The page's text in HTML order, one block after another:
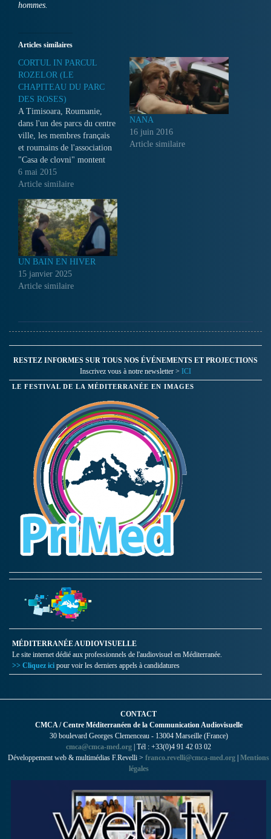
hommes.
Articles similaires
CORTUL IN PARCUL
ROZELOR (LE
CHAPITEAU DU PARC
DES ROSES)
A Timisoara, Roumanie,
dans l'un des parcs du centre
ville, les membres français
et roumains de l'association
"Casa de clovni" montent
leur chapiteau. C'est là que
pendant trois mois, ils vont
dans la rue, les arts du
cirque, et leur faire répéter
leurs numéros. A
l'approche…
6 mai 2015
Article similaire
NANA
16 juin 2016
Article similaire
UN BAIN EN HIVER
15 janvier 2025
Article similaire
RESTEZ INFORMES SUR TOUS NOS ÉVÉNEMENTS ET PROJECTIONS
Inscrivez vous à notre newsletter > ICI
LE FESTIVAL DE LA MÉDITERRANÉE EN IMAGES
MÉDITERRANÉE AUDIOVISUELLE
Le site internet dédié aux professionnels de l'audiovisuel en Méditerranée.
>> Cliquez ici pour voir les derniers appels à candidatures
CONTACT
CMCA / Centre Méditerranéen de la Communication Audiovisuelle
30 boulevard Georges Clemenceau - 13004 Marseille (France)
cmca@cmca-med.org | Tél : +33(0)4 91 42 03 02
Développement web & multimédias F.Revelli > franco.revelli@cmca-med.org Mentions
légales